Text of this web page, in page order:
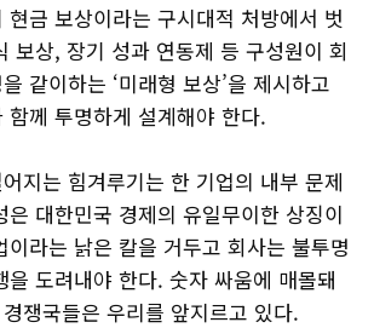
금 보상이라는 구시대적 처방에서 벗
보상, 장기 성과 연동제 등 구성원이 회
같이하는 ‘미래형 보상’을 제시하고
함께 투명하게 설계해야 한다.
지는 힘겨루기는 한 기업의 내부 문제
은 대한민국 경제의 유일무이한 상징이
이라는 낡은 칼을 거두고 회사는 불투명
을 도려내야 한다. 숫자 싸움에 매몰돼
쟁국들은 우리를 앞지르고 있다.